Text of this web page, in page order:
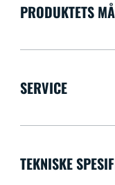
PRODUKTETS
SERVICE
TEKNISKE